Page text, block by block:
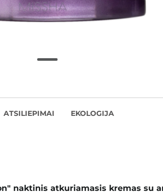
ATSILIEPIMAI EKOLOGIJA
naktinis atkuriamasis kremas su